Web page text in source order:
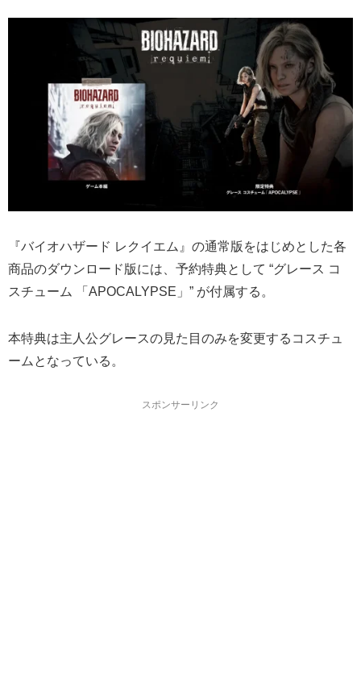
『バイオハザード レクイエム』の通常版をはじめとした各
商品のダウンロード版には、予約特典として “グレース コ
スチューム 「APOCALYPSE」” が付属する。
本特典は主人公グレースの見た目のみを変更するコスチュ
ームとなっている。
スポンサーリンク